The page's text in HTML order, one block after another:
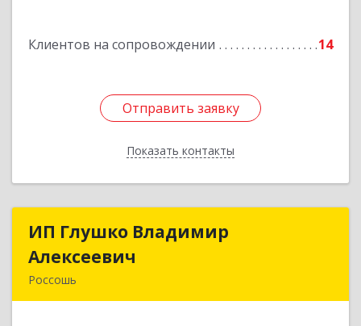
Клиентов на сопровождении 14
Отправить заявку
Показать контакты
Отправить заявку
Назад
ИП Глушко Владимир
Алексеевич
Россошь
ИП Глушко Владимир